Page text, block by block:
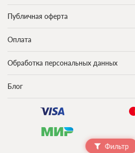
Фильтр
Публичная оферта
Оплата
Обработка персональных данных
Блог